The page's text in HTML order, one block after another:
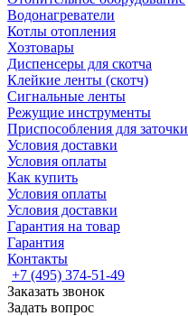
Водонагреватели
Котлы отопления
Хозтовары
Диспенсеры для скотча
Клейкие ленты (скотч)
Сигнальные ленты
Режущие инструменты
Приспособления для заточки
Условия доставки
Условия оплаты
Как купить
Условия оплаты
Условия доставки
Гарантия на товар
Гарантия
Контакты
+7 (495) 374-51-49
Заказать звонок
Задать вопрос